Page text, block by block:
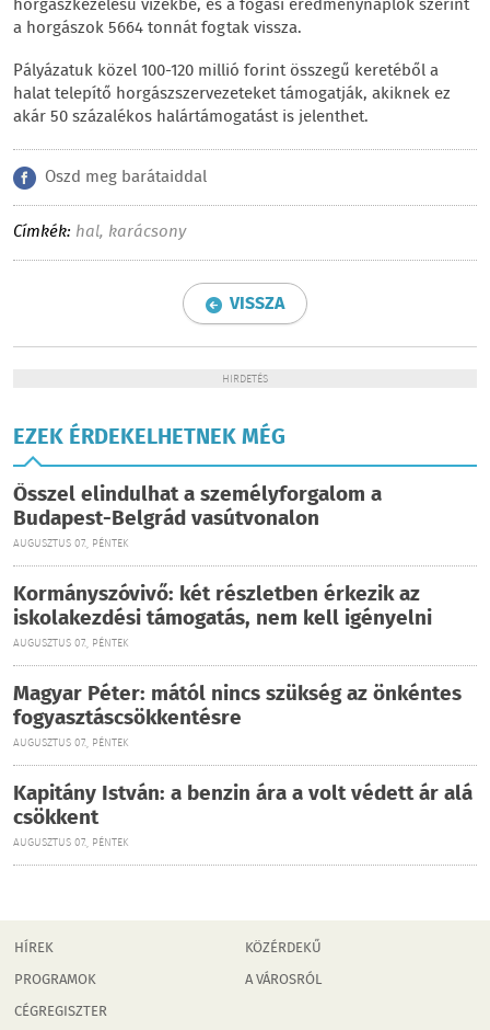
a horgászok 5664 tonnát fogtak vissza.
Pályázatuk közel 100-120 millió forint összegű keretéből a
halat telepítő horgászszervezeteket támogatják, akiknek ez
akár 50 százalékos halártámogatást is jelenthet.
Oszd meg barátaiddal
Címkék: hal, karácsony
VISSZA
HIRDETÉS
EZEK ÉRDEKELHETNEK MÉG
Ősszel elindulhat a személyforgalom a
Budapest-Belgrád vasútvonalon
AUGUSZTUS 07., PÉNTEK
Kormányszóvivő: két részletben érkezik az
iskolakezdési támogatás, nem kell igényelni
AUGUSZTUS 07., PÉNTEK
Magyar Péter: mától nincs szükség az önkéntes
fogyasztáscsökkentésre
AUGUSZTUS 07., PÉNTEK
Kapitány István: a benzin ára a volt védett ár alá
csökkent
AUGUSZTUS 07., PÉNTEK
HÍREK
PROGRAMOK
CÉGREGISZTER
KÖZÉRDEKŰ
A VÁROSRÓL